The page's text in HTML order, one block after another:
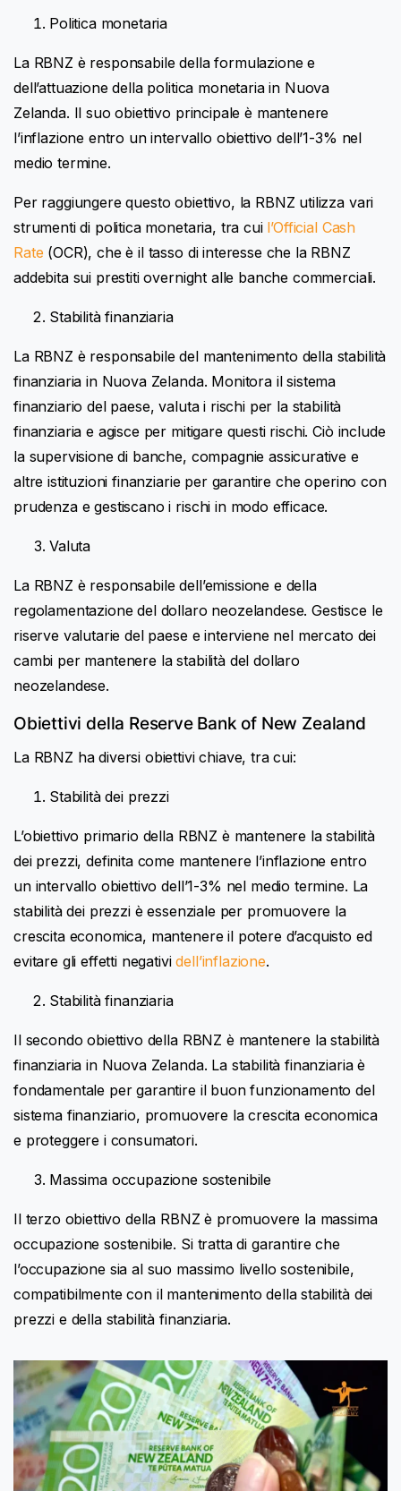
Politica monetaria
La RBNZ è responsabile della formulazione e
dell’attuazione della politica monetaria in Nuova
Zelanda. Il suo obiettivo principale è mantenere
l’inflazione entro un intervallo obiettivo dell’1-3% nel
medio termine.
Per raggiungere questo obiettivo, la RBNZ utilizza vari
strumenti di politica monetaria, tra cui l’Official Cash
Rate (OCR), che è il tasso di interesse che la RBNZ
addebita sui prestiti overnight alle banche commerciali.
Stabilità finanziaria
La RBNZ è responsabile del mantenimento della stabilità
finanziaria in Nuova Zelanda. Monitora il sistema
finanziario del paese, valuta i rischi per la stabilità
finanziaria e agisce per mitigare questi rischi. Ciò include
la supervisione di banche, compagnie assicurative e
altre istituzioni finanziarie per garantire che operino con
prudenza e gestiscano i rischi in modo efficace.
Valuta
La RBNZ è responsabile dell’emissione e della
regolamentazione del dollaro neozelandese. Gestisce le
riserve valutarie del paese e interviene nel mercato dei
cambi per mantenere la stabilità del dollaro
neozelandese.
Obiettivi della Reserve Bank of New Zealand
La RBNZ ha diversi obiettivi chiave, tra cui:
Stabilità dei prezzi
L’obiettivo primario della RBNZ è mantenere la stabilità
dei prezzi, definita come mantenere l’inflazione entro
un intervallo obiettivo dell’1-3% nel medio termine. La
stabilità dei prezzi è essenziale per promuovere la
crescita economica, mantenere il potere d’acquisto ed
evitare gli effetti negatividell’inflazione.
Stabilità finanziaria
Il secondo obiettivo della RBNZ è mantenere la stabilità
finanziaria in Nuova Zelanda. La stabilità finanziaria è
fondamentale per garantire il buon funzionamento del
sistema finanziario, promuovere la crescita economica
e proteggere i consumatori.
Massima occupazione sostenibile
Il terzo obiettivo della RBNZ è promuovere la massima
occupazione sostenibile. Si tratta di garantire che
l’occupazione sia al suo massimo livello sostenibile,
compatibilmente con il mantenimento della stabilità dei
prezzi e della stabilità finanziaria.